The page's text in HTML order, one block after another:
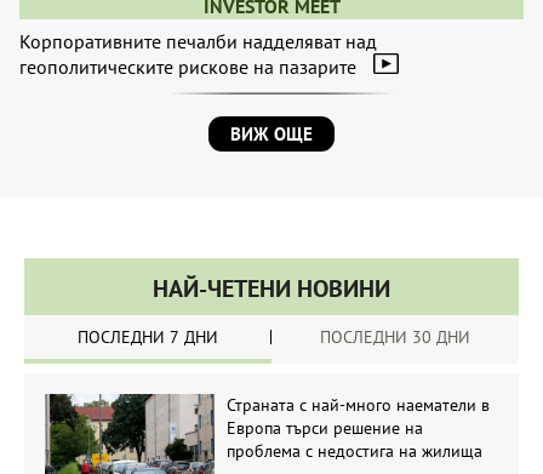
INVESTOR MEET
Корпоративните печалби надделяват над
геополитическите рискове на пазарите
ВИЖ ОЩЕ
НАЙ-ЧЕТЕНИ НОВИНИ
ПОСЛЕДНИ 7 ДНИ ПОСЛЕДНИ 30 ДНИ
Страната с най-много наематели в
Европа търси решение на
проблема с недостига на жилища